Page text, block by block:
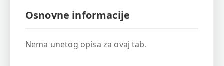
Osnovne informacije
Nema unetog opisa za ovaj tab.